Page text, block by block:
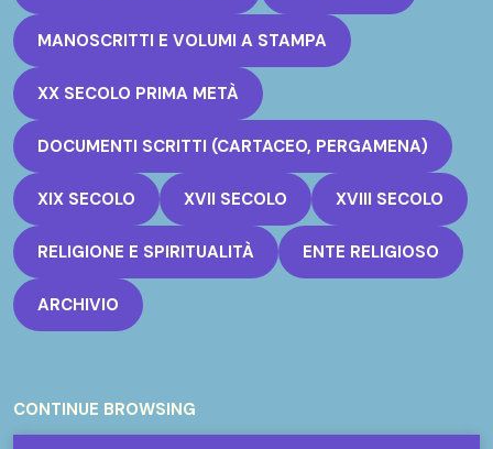
MANOSCRITTI E VOLUMI A STAMPA
XX SECOLO PRIMA METÀ
DOCUMENTI SCRITTI (CARTACEO, PERGAMENA)
XIX SECOLO XVII SECOLO XVIII SECOLO
RELIGIONE E SPIRITUALITÀ ENTE RELIGIOSO
ARCHIVIO
CONTINUE BROWSING